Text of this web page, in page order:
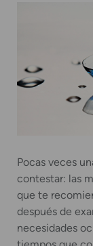
Pocas veces
contestar: las
que te
después de
necesidades